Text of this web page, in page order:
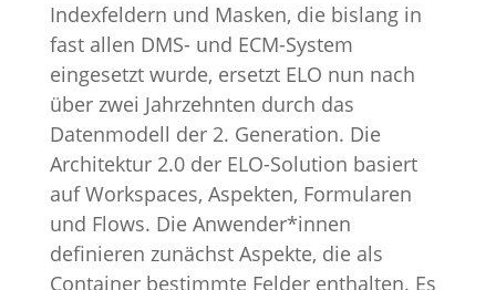
Indexfeldern und Masken, die bislang in
fast allen DMS- und ECM-System
eingesetzt wurde, ersetzt ELO nun nach
über zwei Jahrzehnten durch das
Datenmodell der 2. Generation. Die
Architektur 2.0 der ELO-Solution basiert
auf Workspaces, Aspekten, Formularen
und Flows. Die Anwender*innen
definieren zunächst Aspekte, die als
Container bestimmte Felder enthalten. Es